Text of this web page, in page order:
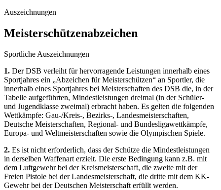
Auszeichnungen
Meisterschützenabzeichen
Sportliche Auszeichnungen
1. Der DSB verleiht für hervorragende Leistungen innerhalb eines
Sportjahres ein „Abzeichen für Meisterschützen“ an Sportler, die
innerhalb eines Sportjahres bei Meisterschaften des DSB die, in der
Tabelle aufgeführten, Mindestleistungen dreimal (in der Schüler-
und Jugendklasse zweimal) erbracht haben. Es gelten die folgenden
Wettkämpfe: Gau-/Kreis-, Bezirks-, Landesmeisterschaften,
Deutsche Meisterschaften, Regional- und Bundesligawettkämpfe,
Europa- und Weltmeisterschaften sowie die Olympischen Spiele.
2. Es ist nicht erforderlich, dass der Schütze die Mindestleistungen
in derselben Waffenart erzielt. Die erste Bedingung kann z.B. mit
dem Luftgewehr bei der Kreismeisterschaft, die zweite mit der
Freien Pistole bei der Landesmeisterschaft, die dritte mit dem KK-
Gewehr bei der Deutschen Meisterschaft erfüllt werden.